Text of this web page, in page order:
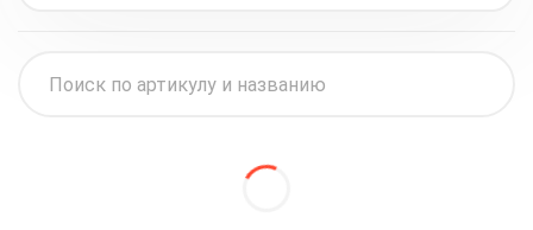
Avant(46)